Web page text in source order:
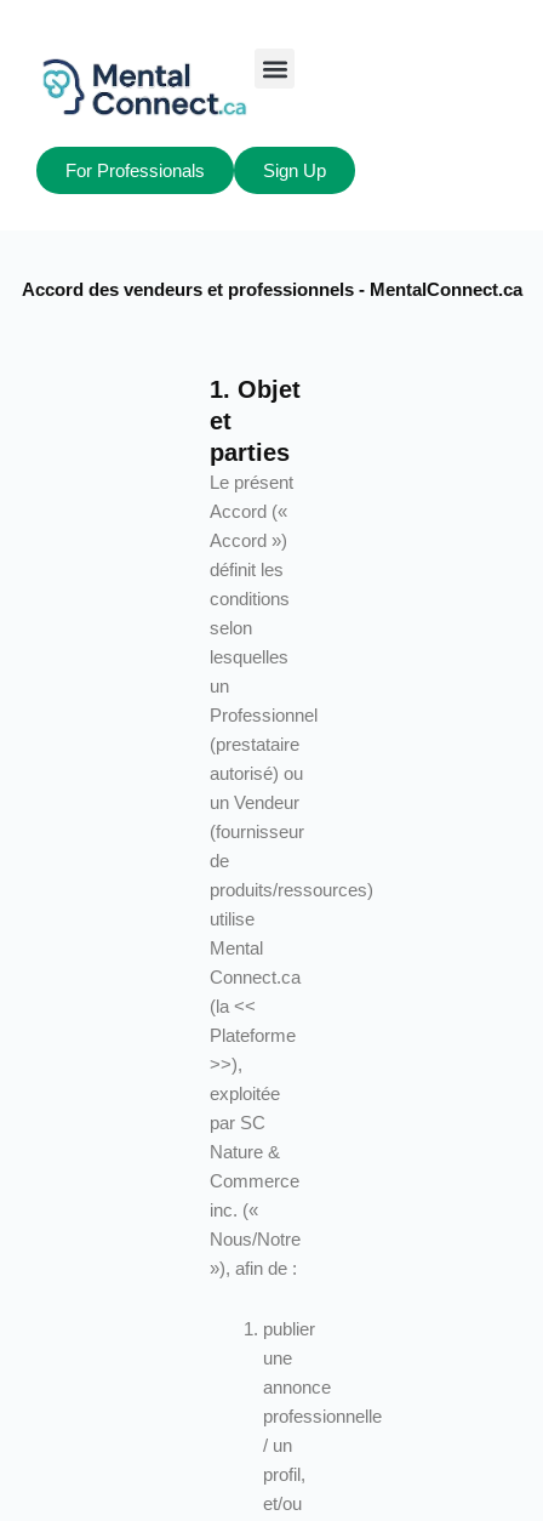
contenu
For Professionals Sign Up
Accord des vendeurs et professionnels - MentalConnect.ca
1. Objet
et
parties
Le présent
Accord («
Accord »)
définit les
conditions
selon
lesquelles
un
Professionnel
(prestataire
autorisé) ou
un Vendeur
(fournisseur
de
produits/ressources)
utilise
Mental
Connect.ca
(la <<
Plateforme
>>),
exploitée
par SC
Nature &
Commerce
inc. («
Nous/Notre
»), afin de :
publier
une
annonce
professionnelle
/ un
profil,
et/ou